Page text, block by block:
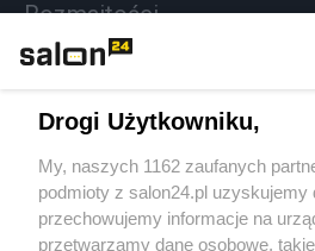
Rozmaitości
Sport
Społeczeństwo
Drogi Użytkowniku,
My, naszych 1162 zaufanych
podmioty z salon24.pl uzyskujemy
przechowujemy informacje na
przetwarzamy dane osobowe,